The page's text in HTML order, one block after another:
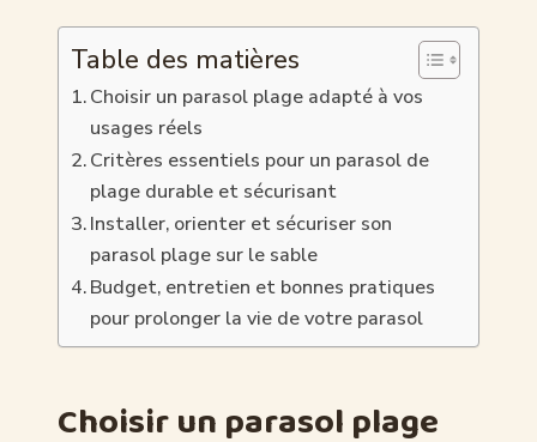
Table des matières
Choisir un parasol plage adapté à vos
usages réels
Critères essentiels pour un parasol de
plage durable et sécurisant
Installer, orienter et sécuriser son
parasol plage sur le sable
Budget, entretien et bonnes pratiques
pour prolonger la vie de votre parasol
Choisir un parasol plage